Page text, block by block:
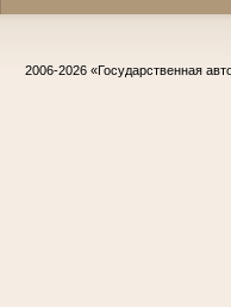
2006-2026 «Государственная